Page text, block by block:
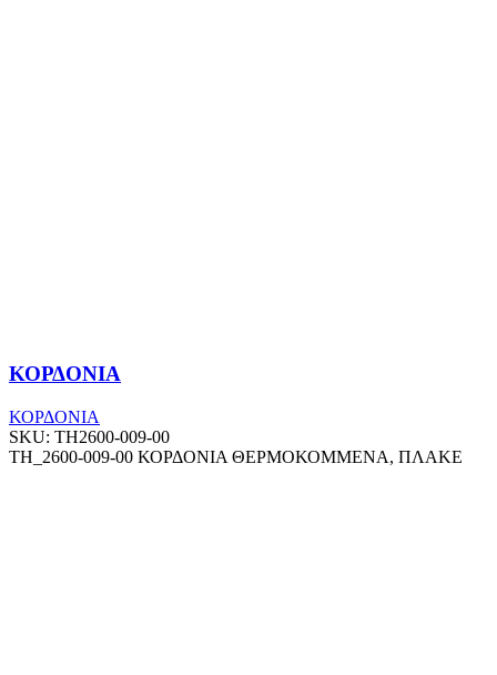
ΚΟΡΔΟΝΙΑ
ΚΟΡΔΟΝΙΑ
SKU: TH2600-009-00
TH_2600-009-00 ΚΟΡΔΟΝΙΑ ΘΕΡΜΟΚΟΜΜΕΝΑ, ΠΛΑΚΕ